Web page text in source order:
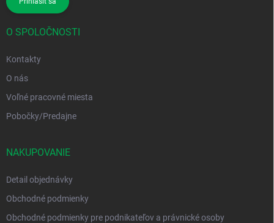
O SPOLOČNOSTI
Kontakty
O nás
Voľné pracovné miesta
Pobočky/Predajne
NAKUPOVANIE
Detail objednávky
Obchodné podmienky
Obchodné podmienky pre podnikateľov a právnické osoby